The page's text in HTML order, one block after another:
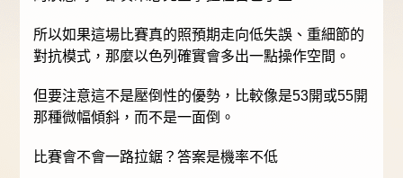
所以如果這場比賽真的照預期走向低失誤、重細節的
對抗模式，那麼以色列確實會多出一點操作空間。
但要注意這不是壓倒性的優勢，比較像是53開或55開
那種微幅傾斜，而不是一面倒。
比賽會不會一路拉鋸？答案是機率不低